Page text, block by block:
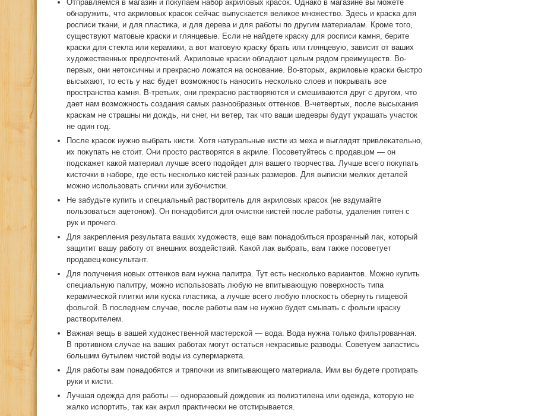
Отправляемся в магазин и покупаем набор акриловых красок. Однако в магазине вы можете
обнаружить, что акриловых красок сейчас выпускается великое множество. Здесь и краска для
росписи ткани, и для пластика, и для дерева и для работы по другим материалам. Кроме того,
существуют матовые краски и глянцевые. Если не найдете краску для росписи камня, берите
краски для стекла или керамики, а вот матовую краску брать или глянцевую, зависит от ваших
художественных предпочтений. Акриловые краски обладают целым рядом преимуществ. Во-
первых, они нетоксичны и прекрасно ложатся на основание. Во-вторых, акриловые краски быстро
высыхают, то есть у нас будет возможность наносить несколько слоев и покрывать все
пространства камня. В-третьих, они прекрасно растворяются и смешиваются друг с другом, что
дает нам возможность создания самых разнообразных оттенков. В-четвертых, после высыхания
краскам не страшны ни дождь, ни снег, ни ветер, так что ваши шедевры будут украшать участок
не один год.
После красок нужно выбрать кисти. Хотя натуральные кисти из меха и выглядят привлекательно,
их покупать не стоит. Они просто растворятся в акриле. Посоветуйтесь с продавцом — он
подскажет какой материал лучше всего подойдет для вашего творчества. Лучше всего покупать
кисточки в наборе, где есть несколько кистей разных размеров. Для выписки мелких деталей
можно использовать спички или зубочистки.
Не забудьте купить и специальный растворитель для акриловых красок (не вздумайте
пользоваться ацетоном). Он понадобится для очистки кистей после работы, удаления пятен с
рук и прочего.
Для закрепления результата ваших художеств, еще вам понадобиться прозрачный лак, который
защитит вашу работу от внешних воздействий. Какой лак выбрать, вам также посоветует
продавец-консультант.
Для получения новых оттенков вам нужна палитра. Тут есть несколько вариантов. Можно купить
специальную палитру, можно использовать любую не впитывающую поверхность типа
керамической плитки или куска пластика, а лучше всего любую плоскость обернуть пищевой
фольгой. В последнем случае, после работы вам не нужно будет смывать с фольги краску
растворителем.
Важная вещь в вашей художественной мастерской — вода. Вода нужна только фильтрованная.
В противном случае на ваших работах могут остаться некрасивые разводы. Советуем запастись
большим бутылем чистой воды из супермаркета.
Для работы вам понадобятся и тряпочки из впитывающего материала. Ими вы будете протирать
руки и кисти.
Лучшая одежда для работы — одноразовый дождевик из полиэтилена или одежда, которую не
жалко испортить, так как акрил практически не отстирывается.